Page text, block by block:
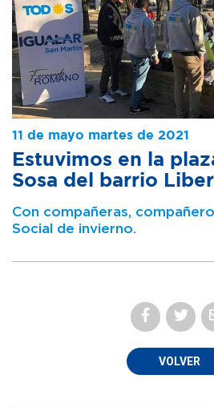
11 de mayo martes de 2021
Estuvimos en la
Sosa del barrio
Con compañeras,
Social de invierno.
VOLVER